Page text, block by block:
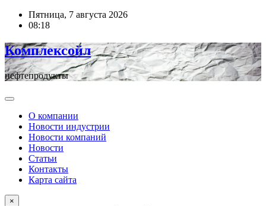
ПерейтиПятница, 7 августа 2026
08:18
Комплексойл
нефтепродукты
О компании
Новости индустрии
Новости компаний
Новости
Статьи
Контакты
Карта сайта
×